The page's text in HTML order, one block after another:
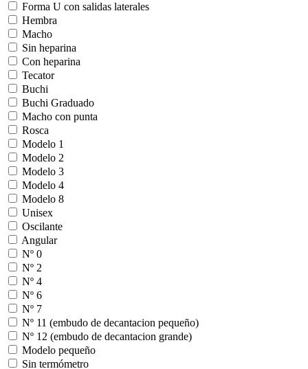
Forma U con salidas laterales
Hembra
Macho
Sin heparina
Con heparina
Tecator
Buchi
Buchi Graduado
Macho con punta
Rosca
Modelo 1
Modelo 2
Modelo 3
Modelo 4
Modelo 8
Unisex
Oscilante
Angular
Nº 0
Nº 2
Nº 4
Nº 6
Nº 7
Nº 11 (embudo de decantacion pequeño)
Nº 12 (embudo de decantacion grande)
Modelo pequeño
Sin termómetro